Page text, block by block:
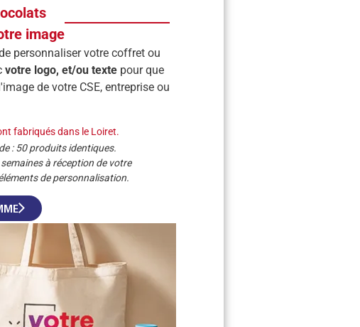
image
personnaliser votre coffret ou
votre logo, et/ou textepour que
de votre CSE, entreprise ou
fabriqués dans le Loiret.
: 50 produits identiques.
à réception de votre
de personnalisation.